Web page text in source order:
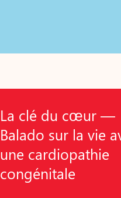
La clé du cœur —
Balado sur la vie
une cardiopathie
congénitale